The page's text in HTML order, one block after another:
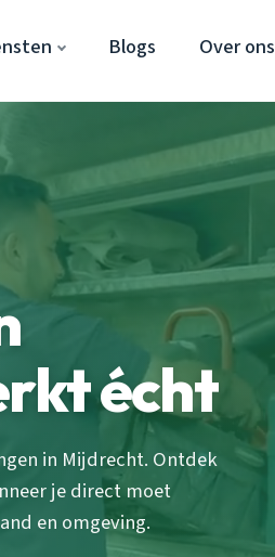
Blogs Over ons
écht
in Mijdrecht. Ontdek
je direct moet
en omgeving.